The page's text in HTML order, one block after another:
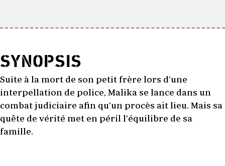
SYNOPSIS
Suite à la mort de son petit frère lors d’une
interpellation de police, Malika se lance dans un
combat judiciaire afin qu’un procès ait lieu. Mais sa
quête de vérité met en péril l’équilibre de sa
famille.